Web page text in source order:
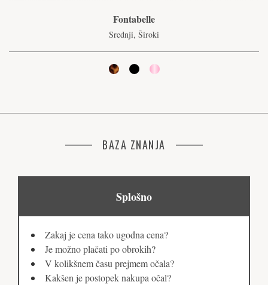
Fontabelle
Srednji, Široki
BAZA ZNANJA
Splošno
Zakaj je cena tako ugodna cena?
Je možno plačati po obrokih?
V kolikšnem času prejmem očala?
Kakšen je postopek nakupa očal?